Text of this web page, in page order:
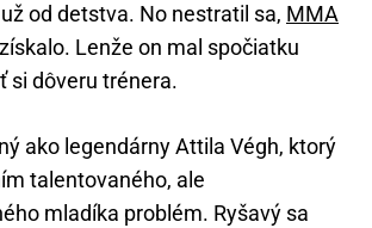
od detstva. No nestratil sa, MMA
Lenže on mal spočiatku
si dôveru trénera.
ako legendárny Attila Végh, ktorý
talentovaného, ale
mladíka problém. Ryšavý sa